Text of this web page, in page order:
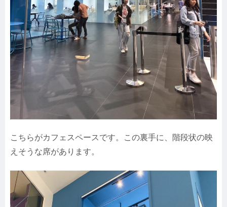
こちらがカフェスペースです。この裏手に、階段状の映
えそうな席があります。